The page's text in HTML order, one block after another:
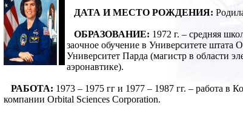
ДАТА И МЕСТО РОЖДЕНИЯ:
ОБРАЗОВАНИЕ: 1972 г. – средняя
заочное обучение в Университете штата
Университет Парда (магистр в области
аэронавтике).
РАБОТА: 1973 – 1975 гг и 1977 – 1987 гг. – работа в
компании Orbital Sciences Corporation.